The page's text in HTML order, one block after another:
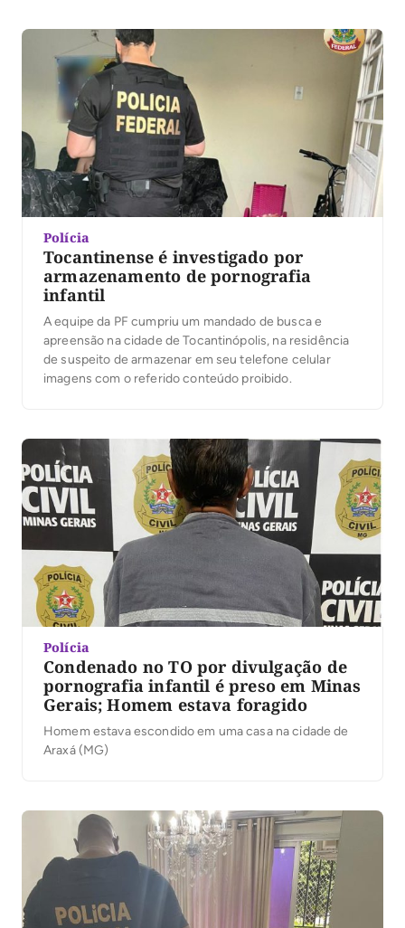
do Tocantins. A sentença atendeu integralmente à
denúncia do […]
Polícia
Tocantinense é investigado por
armazenamento de pornografia
infantil
A equipe da PF cumpriu um mandado de busca e
apreensão na cidade de Tocantinópolis, na residência
de suspeito de armazenar em seu telefone celular
imagens com o referido conteúdo proibido.
Polícia
Condenado no TO por divulgação de
pornografia infantil é preso em Minas
Gerais; Homem estava foragido
Homem estava escondido em uma casa na cidade de
Araxá (MG)